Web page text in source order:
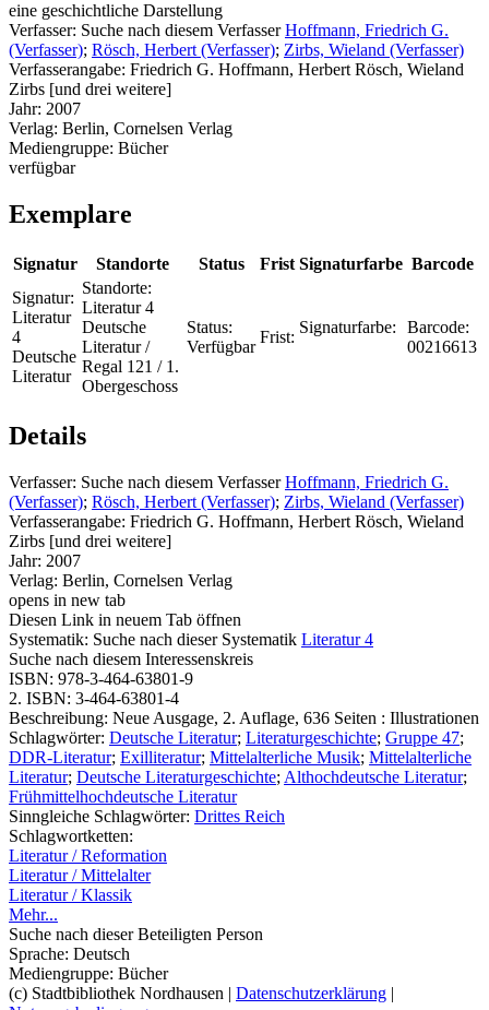
eine geschichtliche Darstellung
Verfasser: Suche nach diesem Verfasser Hoffmann, Friedrich G.
(Verfasser); Rösch, Herbert (Verfasser); Zirbs, Wieland (Verfasser)
Verfasserangabe: Friedrich G. Hoffmann, Herbert Rösch, Wieland
Zirbs [und drei weitere]
Jahr: 2007
Verlag: Berlin, Cornelsen Verlag
Mediengruppe: Bücher
verfügbar
Exemplare
Signatur Standorte Status Frist Signaturfarbe Barcode
Signatur:
Literatur
4
Deutsche
Literatur
Standorte:
Literatur 4
Deutsche
Literatur /
Regal 121 / 1.
Obergeschoss
Status:
Verfügbar
Frist:
Signaturfarbe:
Barcode:
00216613
Details
Verfasser: Suche nach diesem Verfasser Hoffmann, Friedrich G.
(Verfasser); Rösch, Herbert (Verfasser); Zirbs, Wieland (Verfasser)
Verfasserangabe: Friedrich G. Hoffmann, Herbert Rösch, Wieland
Zirbs [und drei weitere]
Jahr: 2007
Verlag: Berlin, Cornelsen Verlag
opens in new tab
Diesen Link in neuem Tab öffnen
Systematik: Suche nach dieser Systematik Literatur 4
Suche nach diesem Interessenskreis
ISBN: 978-3-464-63801-9
2. ISBN: 3-464-63801-4
Beschreibung: Neue Ausgage, 2. Auflage, 636 Seiten : Illustrationen
Schlagwörter: Deutsche Literatur; Literaturgeschichte; Gruppe 47;
DDR-Literatur; Exilliteratur; Mittelalterliche Musik; Mittelalterliche
Literatur; Deutsche Literaturgeschichte; Althochdeutsche Literatur;
Frühmittelhochdeutsche Literatur
Sinngleiche Schlagwörter: Drittes Reich
Schlagwortketten:
Literatur / Reformation
Literatur / Mittelalter
Literatur / Klassik
Mehr...
Suche nach dieser Beteiligten Person
Sprache: Deutsch
Mediengruppe: Bücher
(c) Stadtbibliothek Nordhausen | Datenschutzerklärung |